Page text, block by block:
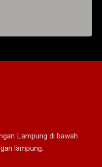
Lampung di bawah
lampung.